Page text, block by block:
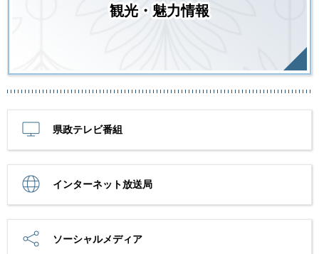
観光・魅力情報
県政テレビ番組
インターネット放送局
ソーシャルメディア